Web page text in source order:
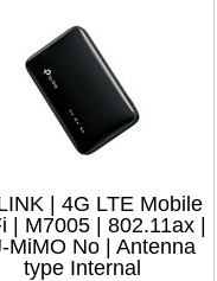
| 4G LTE Mobile
| M7005 | 802.11ax |
MiMO No | Antenna
type Internal